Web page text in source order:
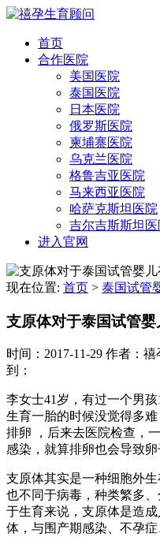
首页
合作医院
美国医院
泰国医院
日本医院
俄罗斯医院
柬埔寨医院
乌克兰医院
格鲁吉亚医院
马来西亚医院
哈萨克斯坦医院
吉尔吉斯斯坦医
进入官网
现在位置: 首页 > 泰国试管
支原体对于泰国试管婴
时间：2017-11-29 作者：禧
到：
李女士41岁，有过一个男
生育一胎的时候没觉得多
排卵 ，后来去医院检查，
感染，就算排卵也会导致
支原体其实是一种细胞外
也不同于病毒，种类繁多
于生育来说，支原体是造
体，与围产期感染、不孕